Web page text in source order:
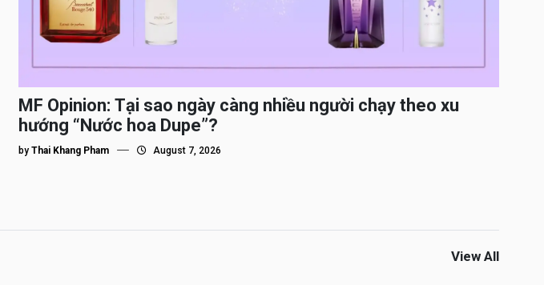
MF Opinion: Tại sao ngày càng nhiều người chạy theo xu
hướng “Nước hoa Dupe”?
by Thai Khang Pham August 7, 2026
View All